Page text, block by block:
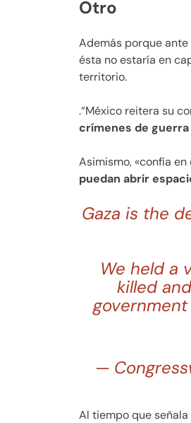
Otro
Además porque
ésta no estaría en
territorio.
.“México reitera su
crímenes de
Asimismo, «confía
puedan abrir
Gaza is the
We held a
killed
—
Al tiempo que